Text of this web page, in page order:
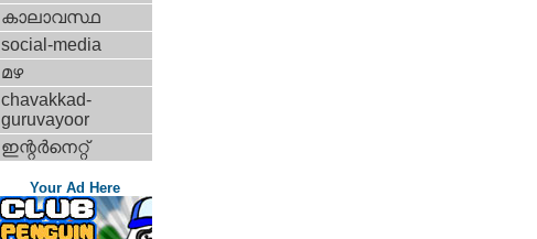
കാലാവസ്ഥ
social-media
മഴ
chavakkad-
guruvayoor
ഇന്റര്‍നെറ്റ്‌
Your Ad Here